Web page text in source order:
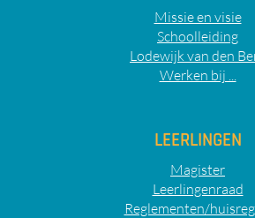
Missie en visie
Schoolleiding
Lodewijk van den
Werken bij ...
LEERLINGEN
Magister
Leerlingenraad
Reglementen/